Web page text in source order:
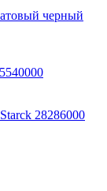
черный
28286000